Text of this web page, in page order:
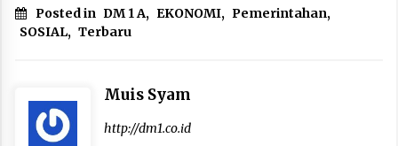
Posted in DM 1 A, EKONOMI, Pemerintahan,
SOSIAL, Terbaru
Muis Syam
http://dm1.co.id